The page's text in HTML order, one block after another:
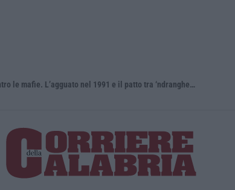
Antonino Scopelliti, il “giudice solo” contro le mafie. L’agguato nel 1991 e il patto tra ‘ndrangheta e Cosa nostra